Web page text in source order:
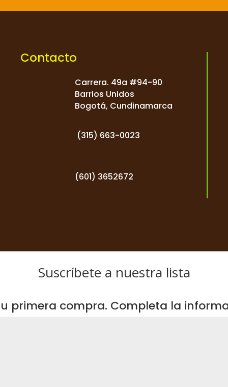
Contacto
Carrera. 49a #94-90
Barrios Unidos
Bogotá, Cundinamarca
(315) 663-0023
(601) 3652672
Suscríbete a nuestra lista
primera compra. Completa la